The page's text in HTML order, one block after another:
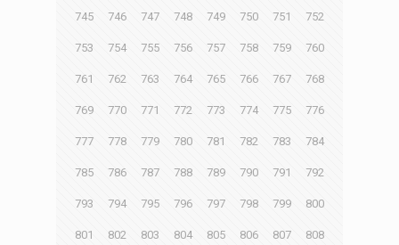
745 746 747 748 749 750 751 752
753 754 755 756 757 758 759 760
761 762 763 764 765 766 767 768
769 770 771 772 773 774 775 776
777 778 779 780 781 782 783 784
785 786 787 788 789 790 791 792
793 794 795 796 797 798 799 800
801 802 803 804 805 806 807 808